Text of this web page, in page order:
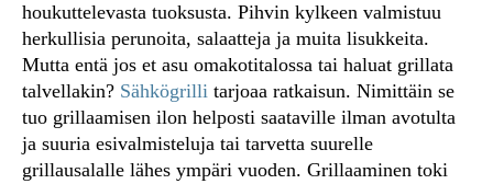
houkuttelevasta tuoksusta. Pihvin kylkeen valmistuu
herkullisia perunoita, salaatteja ja muita lisukkeita.
Mutta entä jos et asu omakotitalossa tai haluat grillata
talvellakin? Sähkögrilli tarjoaa ratkaisun. Nimittäin se
tuo grillaamisen ilon helposti saataville ilman avotulta
ja suuria esivalmisteluja tai tarvetta suurelle
grillausalalle lähes ympäri vuoden. Grillaaminen toki